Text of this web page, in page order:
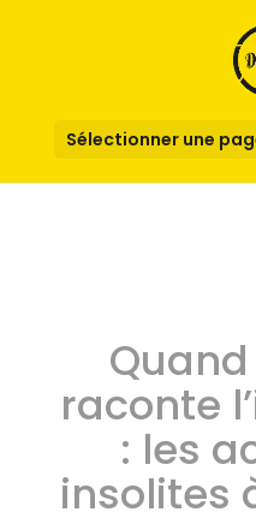
Sélectionner une
raconte
: les
insolites